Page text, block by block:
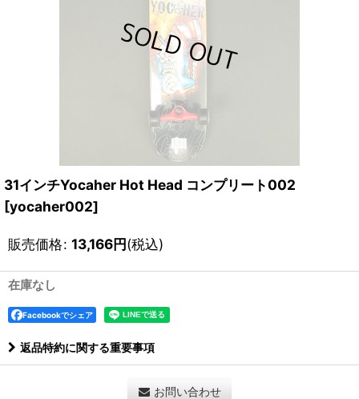
31インチYocaher Hot Head コンプリート002
[yocaher002]
販売価格: 13,166円(税込)
在庫なし
Facebookでシェア
返品特約に関する重要事項
お問い合わせ